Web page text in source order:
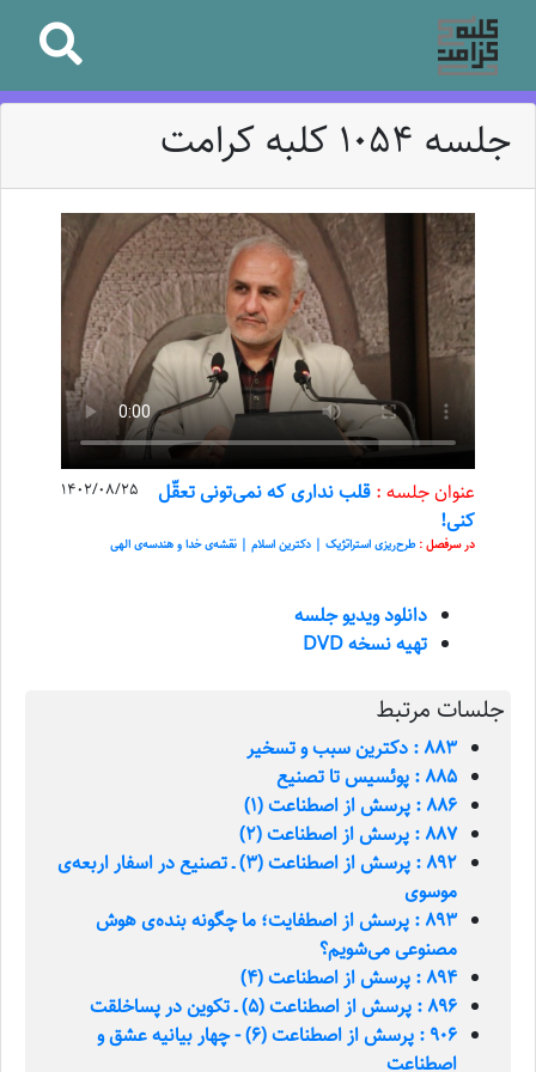
جلسه 1054 کلبه کرامت
1402/08/25 عنوان جلسه : قلب نداری که نمی‌تونی تعقّل
کنی!
در سرفصل :طرح‌ریزی استراتژیک | دکترین اسلام | نقشه‌ی خدا و هندسه‌ی الهی
دانلود ویدیو جلسه
تهیه نسخه DVD
جلسات مرتبط
883 : دکترین سبب و تسخیر
885 : پوئسیس تا تصنیع
886 : پرسش از اصطناعت (1)
887 : پرسش از اصطناعت (2)
892 : پرسش از اصطناعت (3) ـ تصنیع در اسفار اربعه‌ی
موسوی
893 : پرسش از اصطفایت؛ ما چگونه بنده‌ی هوش
مصنوعی می‌شویم؟
894 : پرسش از اصطناعت (4)
896 : پرسش از اصطناعت (5) ـ تکوین در پساخلقت
906 : پرسش از اصطناعت (6) - چهار بيانيه عشق و
اصطناعت